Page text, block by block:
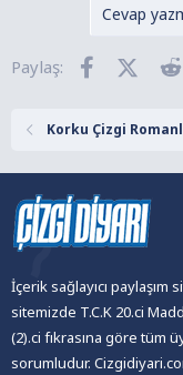
e
Cevap
Paylaş: Facebook
X
Korku Çizgi
İçerik sağlayıcı
sitemizde T.C.K 20.ci
(2).ci fıkrasına göre tüm
sorumludur.